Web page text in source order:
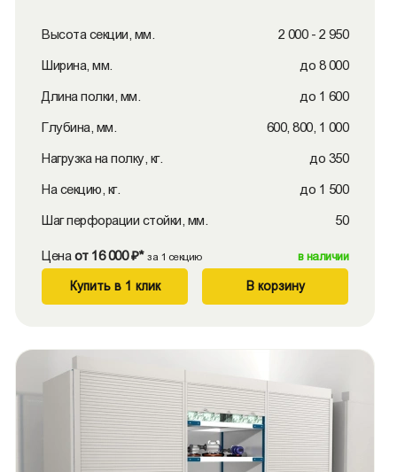
Высота секции, мм. 2 000 - 2 950
Ширина, мм. до 8 000
Длина полки, мм. до 1 600
Глубина, мм. 600, 800, 1 000
Нагрузка на полку, кг. до 350
На секцию, кг. до 1 500
Шаг перфорации стойки, мм. 50
Цена от 16 000 ₽* за 1 секцию в наличии
Купить в 1 клик В корзину